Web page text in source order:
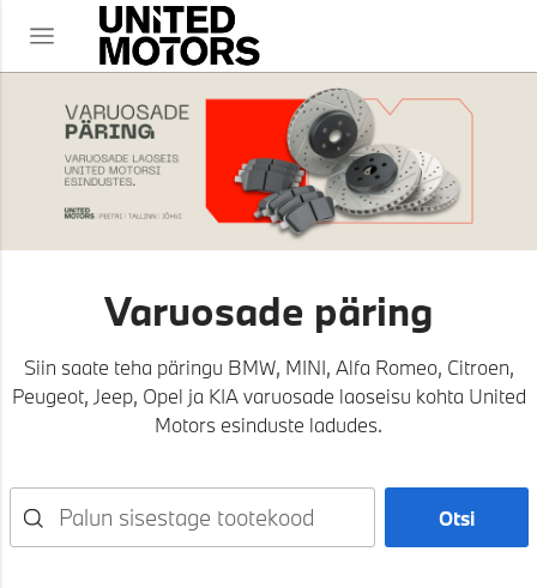
Varuosade päring
Siin saate teha päringu BMW, MINI, Alfa Romeo, Citroen,
Peugeot, Jeep, Opel ja KIA varuosade laoseisu kohta United
Motors esinduste ladudes.
Otsi